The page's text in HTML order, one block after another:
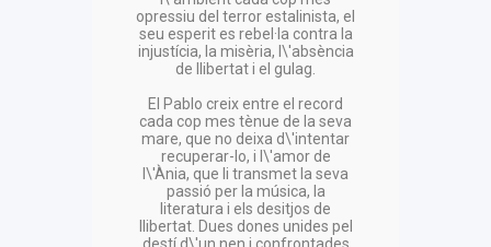
opressiu del terror estalinista, el
seu esperit es rebel·la contra la
injustícia, la misèria, l\'absència
de llibertat i el gulag.
El Pablo creix entre el record
cada cop mes tènue de la seva
mare, que no deixa d\'intentar
recuperar-lo, i l\'amor de
l\'Ània, que li transmet la seva
passió per la música, la
literatura i els desitjos de
llibertat. Dues dones unides pel